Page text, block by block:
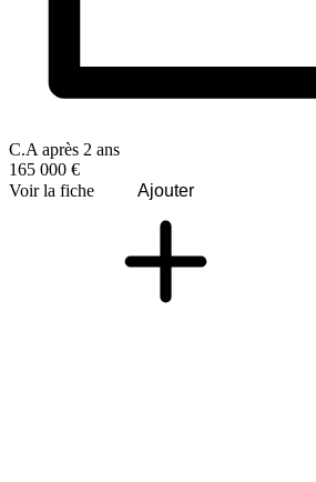
C.A après 2 ans
165 000 €
Voir la fiche
Ajouter